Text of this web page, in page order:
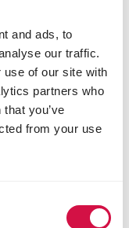
and ads, to
our traffic.
use of our site with
partners who
you’ve
from your use